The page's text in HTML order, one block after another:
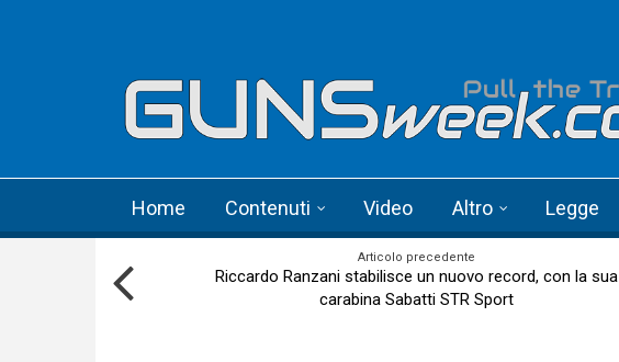
Home Contenuti Video Altro Legge
Articolo precedente
Riccardo Ranzani stabilisce un nuovo record, con la sua
carabina Sabatti STR Sport